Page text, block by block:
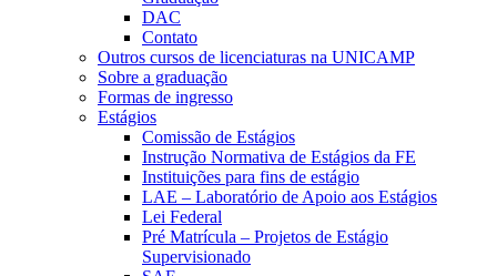
DAC
Contato
Outros cursos de licenciaturas na UNICAMP
Sobre a graduação
Formas de ingresso
Estágios
Comissão de Estágios
Instrução Normativa de Estágios da FE
Instituições para fins de estágio
LAE – Laboratório de Apoio aos Estágios
Lei Federal
Pré Matrícula – Projetos de Estágio
Supervisionado